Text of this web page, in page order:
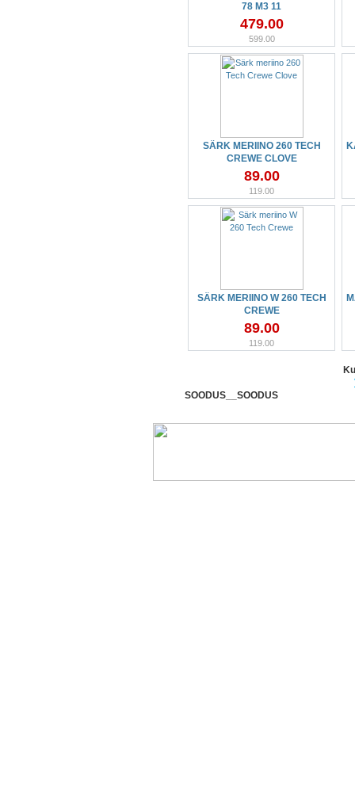
78 M3 11
479.00
599.00
SÄRK MERIINO 260 TECH
CREWE CLOVE
89.00
119.00
SÄRK MERIINO W 260 TECH
CREWE
89.00
119.00
SOODUS__SOODUS